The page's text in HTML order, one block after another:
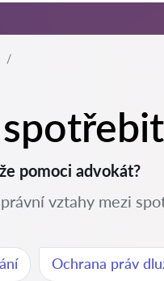
pomoci advokát?
vztahy mezi
Ochrana práv